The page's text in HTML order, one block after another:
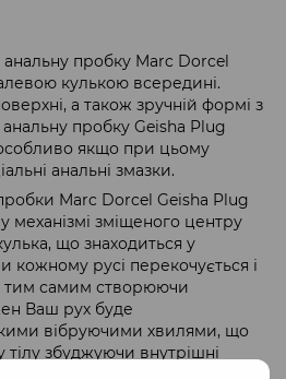
пробку Marc Dorcel
кулькою всередині.
а також зручній формі з
пробку Geisha Plug
якщо при цьому
анальні змазки.
Marc Dorcel Geisha Plug
механізмі зміщеного центру
що знаходиться у
кожному русі перекочується і
тим самим створюючи
Ваш рух буде
вібруючими хвилями, що
тілу збуджуючи внутрішні